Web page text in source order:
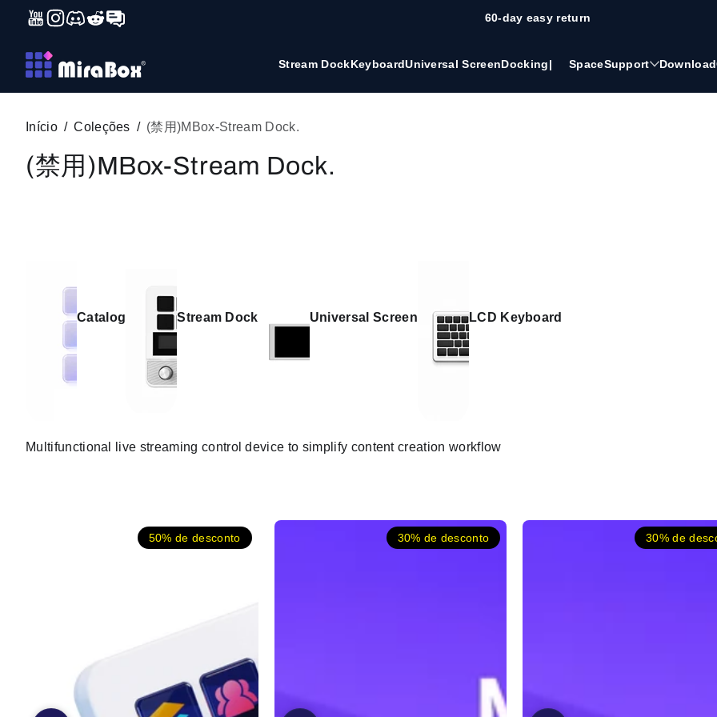
Pular para o conteúdo
YouTube
60-day easy return
Stream DockKeyboardUniversal ScreenDocking| SpaceSupport Download
Início Coleções (禁用)MBox-Stream Dock.
(禁用)MBox-Stream Dock.
Catalog Stream Dock Universal Screen LCD Keyboard
Multifunctional live streaming control device to simplify content creation workflow
50% de desconto 30% de desconto 30% de